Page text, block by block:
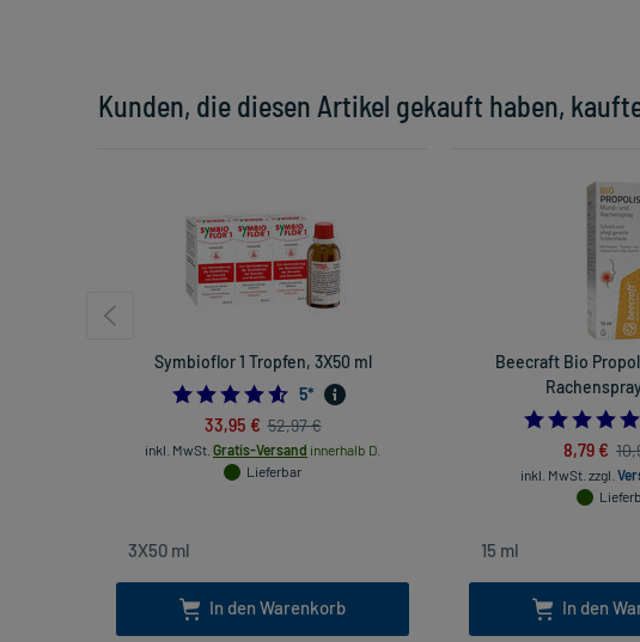
Kunden, die diesen Artikel gekauft haben,
Symbioflor 1 Tropfen, 3X50 ml
4.6
5*
33,95 € 52,97 €
inkl. MwSt. Gratis-Versand innerhalb D.
Lieferbar
In den Warenkorb
Beecraft Bio
8,79 €
inkl. MwSt. zzgl.
In den